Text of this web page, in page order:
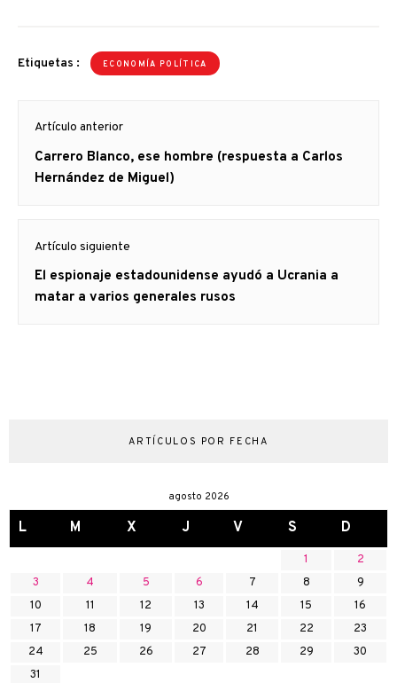
con los bonos a largo
plazo. Tan sólo el año
Etiquetas : ECONOMÍA POLÍTICA
de
entradas
Artículo anterior
Artículo
anterior
Carrero Blanco, ese hombre (respuesta a Carlos
Hernández de Miguel)
Artículo siguiente
Artículo
siguiente:
El espionaje estadounidense ayudó a Ucrania a
matar a varios generales rusos
ARTÍCULOS POR FECHA
agosto 2026
L M X J V S D
1
2
3
4 5 6 7 8
9
10
11 12 13 14 15
16
17
18 19 20 21 22
23
24
25 26 27 28 29
30
31